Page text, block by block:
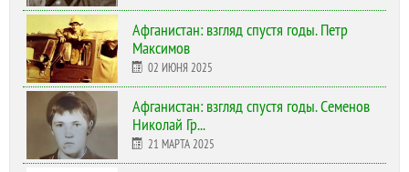
Афганистан: взгляд спустя годы. Петр
Максимов
02 ИЮНЯ 2025
Афганистан: взгляд спустя годы. Семенов
Николай Гр...
21 МАРТА 2025